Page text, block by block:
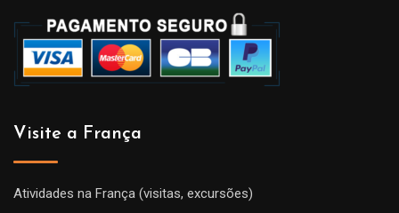
Visite a França
Atividades na França (visitas, excursões)